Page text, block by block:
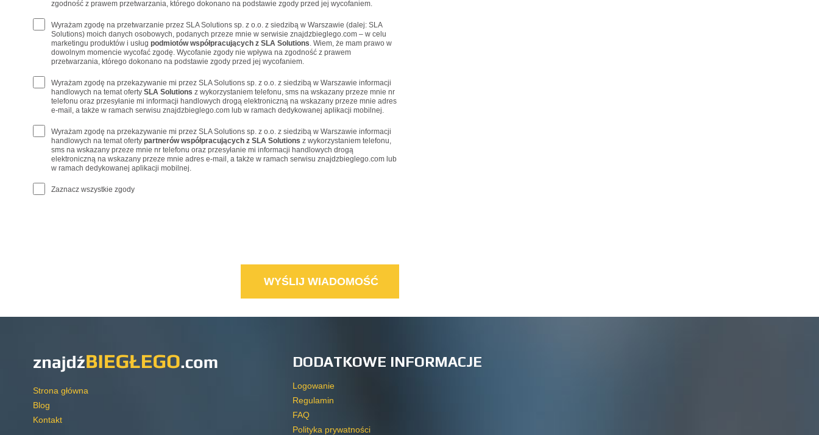
zgodność z prawem przetwarzania, którego dokonano na podstawie zgody przed jej wycofaniem.
Wyrażam zgodę na przetwarzanie przez SLA Solutions sp. z o.o. z siedzibą w Warszawie (dalej: SLA
Solutions) moich danych osobowych, podanych przeze mnie w serwisie znajdzbieglego.com – w celu
marketingu produktów i usług podmiotów współpracujących z SLA Solutions. Wiem, że mam prawo w
dowolnym momencie wycofać zgodę. Wycofanie zgody nie wpływa na zgodność z prawem
przetwarzania, którego dokonano na podstawie zgody przed jej wycofaniem.
Wyrażam zgodę na przekazywanie mi przez SLA Solutions sp. z o.o. z siedzibą w Warszawie informacji
handlowych na temat oferty SLA Solutions z wykorzystaniem telefonu, sms na wskazany przeze mnie nr
telefonu oraz przesyłanie mi informacji handlowych drogą elektroniczną na wskazany przeze mnie adres
e-mail, a także w ramach serwisu znajdzbieglego.com lub w ramach dedykowanej aplikacji mobilnej.
Wyrażam zgodę na przekazywanie mi przez SLA Solutions sp. z o.o. z siedzibą w Warszawie informacji
handlowych na temat oferty partnerów współpracujących z SLA Solutions z wykorzystaniem telefonu,
sms na wskazany przeze mnie nr telefonu oraz przesyłanie mi informacji handlowych drogą
elektroniczną na wskazany przeze mnie adres e-mail, a także w ramach serwisu znajdzbieglego.com lub
w ramach dedykowanej aplikacji mobilnej.
Zaznacz wszystkie zgody
Strona główna
Blog
Kontakt
DODATKOWE INFORMACJE
Logowanie
Regulamin
FAQ
Polityka prywatności